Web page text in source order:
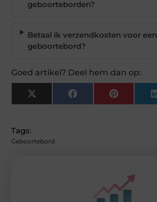
geboorteborden?
Betaal ik verzendkosten voor een
geboortebord?
Goed artikel? Deel hem dan op:
X
(Twitter)
FacebookPinterest
Tags:
Geboortebord